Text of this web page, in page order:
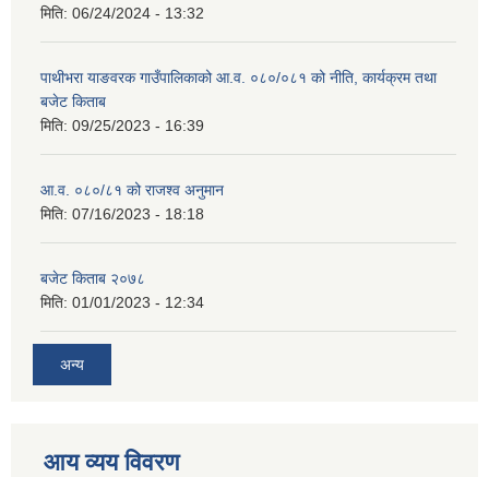
मिति: 06/24/2024 - 13:32
पाथीभरा याङवरक गाउँपालिकाको आ.व. ०८०/०८१ को नीति, कार्यक्रम तथा
बजेट किताब
मिति: 09/25/2023 - 16:39
आ.व. ०८०/८१ को राजश्व अनुमान
मिति: 07/16/2023 - 18:18
बजेट किताब २०७८
मिति: 01/01/2023 - 12:34
अन्य
आय व्यय विवरण